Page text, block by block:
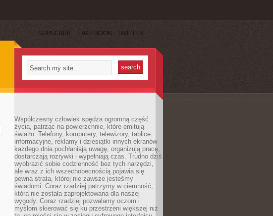
SUBSCRIBE FACEBOOK TWITTER
Współczesny człowiek spędza ogromną część
życia, patrząc na powierzchnie, które emitują
światło. Telefony, komputery, telewizory, tablice
informacyjne, reklamy i dziesiątki innych ekranów
każdego dnia pochłaniają uwagę, organizują pracę,
dostarczają rozrywki i wypełniają czas. Trudno dziś
wyobrazić sobie codzienność bez tych narzędzi,
ale wraz z ich wszechobecnością pojawia się
pewna strata, której nie zawsze jesteśmy
świadomi. Coraz rzadziej patrzymy w ciemność,
która nie została zaprojektowana dla naszej
wygody. Coraz rzadziej pozwalamy oczom i
myślom skierować się ku przestrzeni większej niż